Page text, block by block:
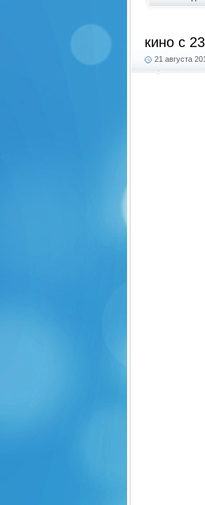
кино с
21 августа